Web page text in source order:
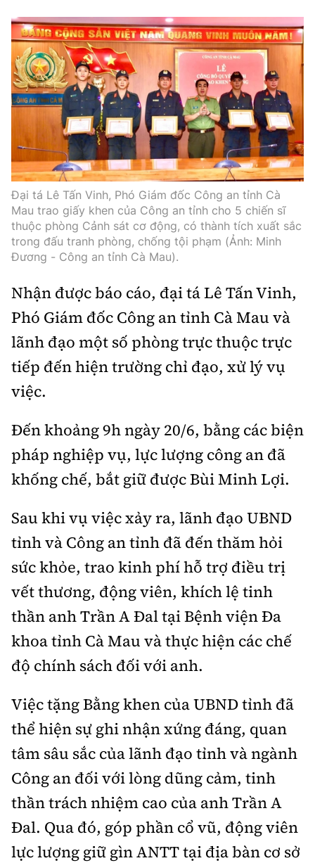
Đại tá Lê Tấn Vinh, Phó Giám đốc Công an tỉnh Cà
Mau trao giấy khen của Công an tỉnh cho 5 chiến sĩ
thuộc phòng Cảnh sát cơ động, có thành tích xuất sắc
trong đấu tranh phòng, chống tội phạm (Ảnh: Minh
Đương - Công an tỉnh Cà Mau).
Nhận được báo cáo, đại tá Lê Tấn Vinh,
Phó Giám đốc Công an tỉnh Cà Mau và
lãnh đạo một số phòng trực thuộc trực
tiếp đến hiện trường chỉ đạo, xử lý vụ
việc.
Đến khoảng 9h ngày 20/6, bằng các biện
pháp nghiệp vụ, lực lượng công an đã
khống chế, bắt giữ được Bùi Minh Lợi.
Sau khi vụ việc xảy ra, lãnh đạo UBND
tỉnh và Công an tỉnh đã đến thăm hỏi
sức khỏe, trao kinh phí hỗ trợ điều trị
vết thương, động viên, khích lệ tinh
thần anh Trần A Đal tại Bệnh viện Đa
khoa tỉnh Cà Mau và thực hiện các chế
độ chính sách đối với anh.
Việc tặng Bằng khen của UBND tỉnh đã
thể hiện sự ghi nhận xứng đáng, quan
tâm sâu sắc của lãnh đạo tỉnh và ngành
Công an đối với lòng dũng cảm, tinh
thần trách nhiệm cao của anh Trần A
Đal. Qua đó, góp phần cổ vũ, động viên
lực lượng giữ gìn ANTT tại địa bàn cơ sở